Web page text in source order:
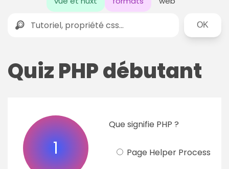
Rechercher
Quiz PHP débutant
1
Que signifie PHP ?
Page Helper Process